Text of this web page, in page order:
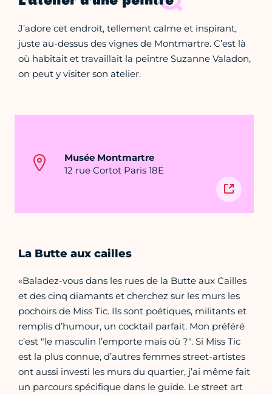
J’adore cet endroit, tellement calme et inspirant,
juste au-dessus des vignes de Montmartre. C’est là
où habitait et travaillait la peintre Suzanne Valadon,
on peut y visiter son atelier.
Musée Montmartre
12 rue Cortot Paris 18E
La Butte aux cailles
«Baladez-vous dans les rues de la Butte aux Cailles
et des cinq diamants et cherchez sur les murs les
pochoirs de Miss Tic. Ils sont poétiques, militants et
remplis d’humour, un cocktail parfait. Mon préféré
c’est "le masculin l’emporte mais où ?". Si Miss Tic
est la plus connue, d’autres femmes street-artistes
ont aussi investi les murs du quartier, j’ai même fait
un parcours spécifique dans le guide. Le street art